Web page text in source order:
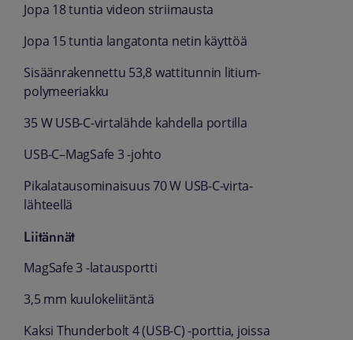
Jopa 18 tuntia videon striimausta
Jopa 15 tuntia langatonta netin käyttöä
Sisään­rakennettu 53,8 wattitunnin litium­
polymeeriakku
35 W USB‑C-virta­lähde kahdella portilla
USB-C–MagSafe 3 ‑johto
Pikalataus­ominaisuus 70 W USB-C-virta­
lähteellä
Liitännät
MagSafe 3 ‑lataus­portti
3,5 mm kuulokeliitäntä
Kaksi Thunderbolt 4 (USB-C) ‑porttia, joissa